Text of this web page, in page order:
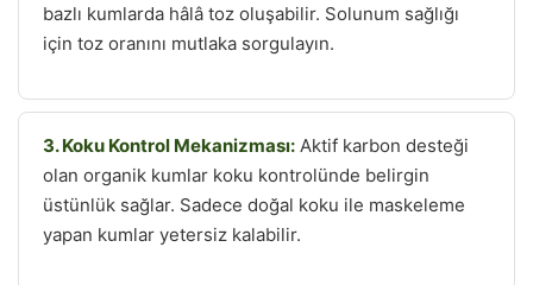
bazlı kumlarda hâlâ toz oluşabilir. Solunum sağlığı
için toz oranını mutlaka sorgulayın.
3. Koku Kontrol Mekanizması: Aktif karbon desteği
olan organik kumlar koku kontrolünde belirgin
üstünlük sağlar. Sadece doğal koku ile maskeleme
yapan kumlar yetersiz kalabilir.